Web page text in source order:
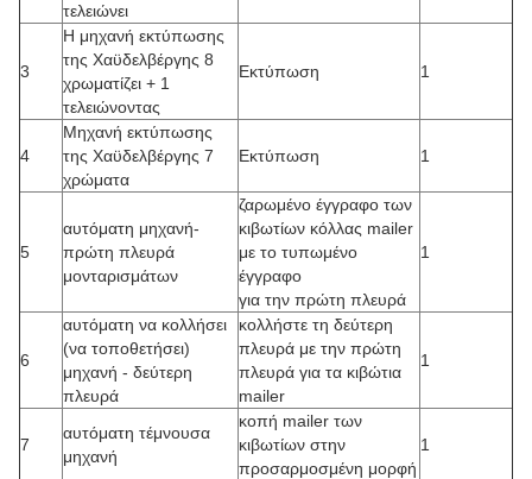
τελειώνει
3
Η μηχανή εκτύπωσης
της Χαϋδελβέργης 8
χρωματίζει + 1
τελειώνοντας
Εκτύπωση 1
4
Μηχανή εκτύπωσης
της Χαϋδελβέργης 7
χρώματα
Εκτύπωση 1
5
αυτόματη μηχανή-
πρώτη πλευρά
μονταρισμάτων
ζαρωμένο έγγραφο των
κιβωτίων κόλλας mailer
με το τυπωμένο
έγγραφο
για την πρώτη πλευρά
1
6
αυτόματη να κολλήσει
(να τοποθετήσει)
μηχανή - δεύτερη
πλευρά
κολλήστε τη δεύτερη
πλευρά με την πρώτη
πλευρά για τα κιβώτια
mailer
1
7
αυτόματη τέμνουσα
μηχανή
κοπή mailer των
κιβωτίων στην
προσαρμοσμένη μορφή
1